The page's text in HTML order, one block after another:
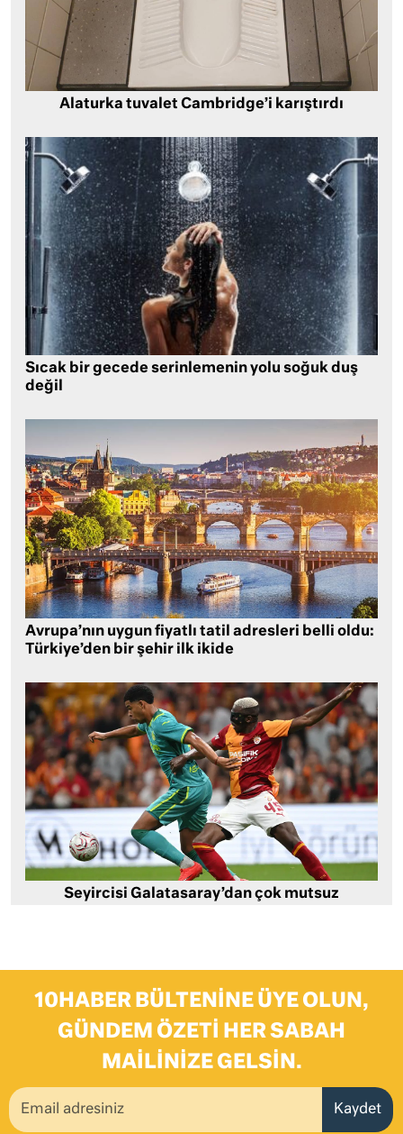
Alaturka tuvalet Cambridge’i karıştırdı
Sıcak bir gecede serinlemenin yolu soğuk duş
değil
Avrupa’nın uygun fiyatlı tatil adresleri belli oldu:
Türkiye’den bir şehir ilk ikide
Seyircisi Galatasaray’dan çok mutsuz
10HABER BÜLTENINE ÜYE OLUN,
GÜNDEM ÖZETI HER SABAH
MAILINIZE GELSIN.
Kaydet